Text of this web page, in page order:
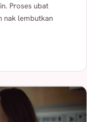
Proses ubat
nak lembutkan